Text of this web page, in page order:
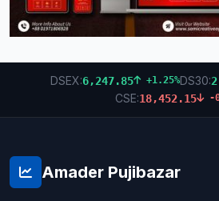
DSEX:6,247.85 +1.25%DS30:
CSE:18,452.15 -
Amader Pujibazar